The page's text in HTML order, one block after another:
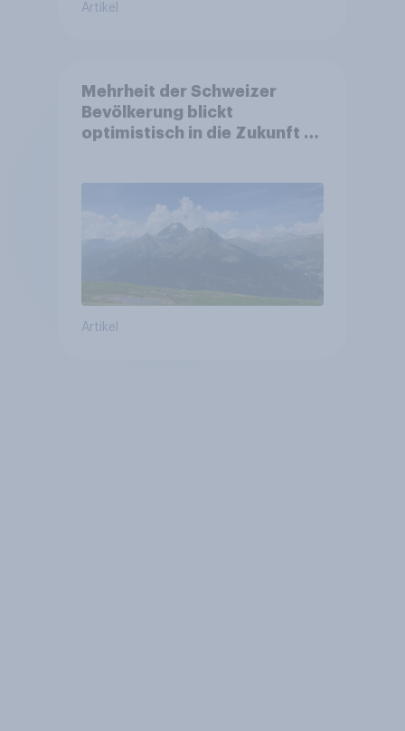
Artikel
Mehrheit der Schweizer
Bevölkerung blickt
optimistisch in die Zukunft –
Altersvorsorge
Artikel